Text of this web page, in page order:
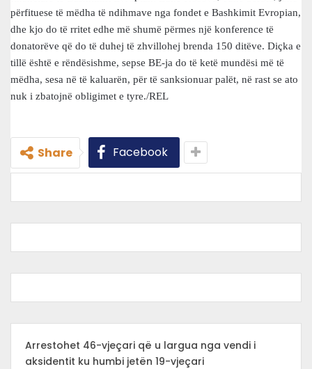
përfituese të mëdha të ndihmave nga fondet e Bashkimit Evropian,
dhe kjo do të rritet edhe më shumë përmes një konference të
donatorëve që do të duhej të zhvillohej brenda 150 ditëve. Diçka e
tillë është e rëndësishme, sepse BE-ja do të ketë mundësi më të
mëdha, sesa në të kaluarën, për të sanksionuar palët, në rast se ato
nuk i zbatojnë obligimet e tyre./REL
Share Facebook
Arrestohet 46-vjeçari që u largua nga vendi i
aksidentit ku humbi jetën 19-vjeçari